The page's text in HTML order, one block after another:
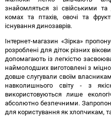
знайомляться зі свійськими
комах та птахів, овочі та
існування динозаврів.
Інтернет-магазин «Зірка»
розроблені для діток різних
допомагають із легкістю
наймолодших виготовлені з
довше слугували своїм
навколишнього світу - з
використовуються лише
абсолютно безпечними.
для користування як хлопчикам,